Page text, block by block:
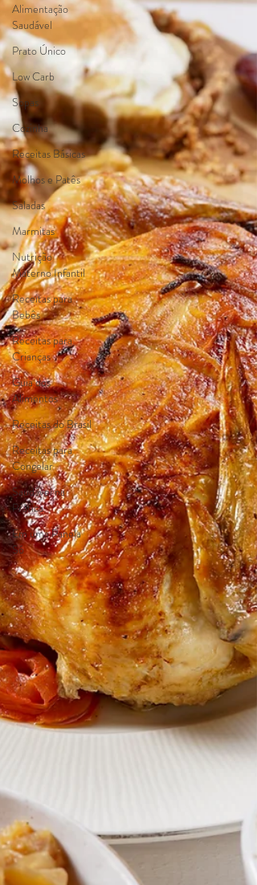
Alimentação
Saudável
Prato Único
Low Carb
Sopas
Cozinha
Receitas Básicas
Molhos e Patês
Saladas
Marmitas
Nutrição
Materno Infantil
Receitas para
Bebês
Receitas para
Crianças
Guia dos
Alimentos
Receitas do Brasil
Receitas para
Congelar
Saudável na
Prática
Em uma Panela
Só